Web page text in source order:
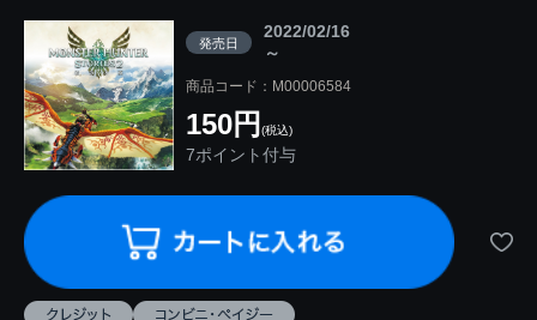
発売日
2022/02/16
～
商品コード：M00006584
150円 (税込)
7ポイント付与